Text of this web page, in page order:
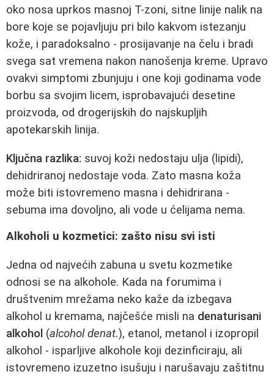
oko nosa uprkos masnoj T-zoni, sitne linije nalik na
bore koje se pojavljuju pri bilo kakvom istezanju
kože, i paradoksalno - prosijavanje na čelu i bradi
svega sat vremena nakon nanošenja kreme. Upravo
ovakvi simptomi zbunjuju i one koji godinama vode
borbu sa svojim licem, isprobavajući desetine
proizvoda, od drogerijskih do najskupljih
apotekarskih linija.
Ključna razlika: suvoj koži nedostaju ulja (lipidi),
dehidriranoj nedostaje voda. Zato masna koža
može biti istovremeno masna i dehidrirana -
sebuma ima dovoljno, ali vode u ćelijama nema.
Alkoholi u kozmetici: zašto nisu svi isti
Jedna od najvećih zabuna u svetu kozmetike
odnosi se na alkohole. Kada na forumima i
društvenim mrežama neko kaže da izbegava
alkohol u kremama, najčešće misli na denaturisani
alkohol (alcohol denat.), etanol, metanol i izopropil
alkohol - isparljive alkohole koji dezinficiraju, ali
istovremeno izuzetno isušuju i narušavaju zaštitnu